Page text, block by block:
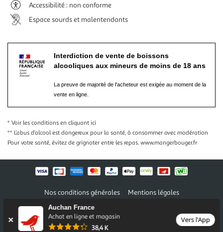
Auchan France
Achat en ligne et magasin
38,4 K
Vers l'App
Accessibilité : non conforme
Espace sourds et malentendants
Interdiction de vente de boissons
alcooliques aux mineurs de moins de 18 ans
La preuve de majorité de l'acheteur est exigée au moment de la
vente en ligne.
* Voir les conditions en cliquant ici
** L’abus d’alcool est dangereux pour la santé, à consommer avec modération
Pour votre santé, évitez de grignoter entre les repas. www.mangerbouger.fr
Nos conditions générales
Mentions légales
Conditions des offres et promotions
Politique de confidentialité
Informations légales marketplace